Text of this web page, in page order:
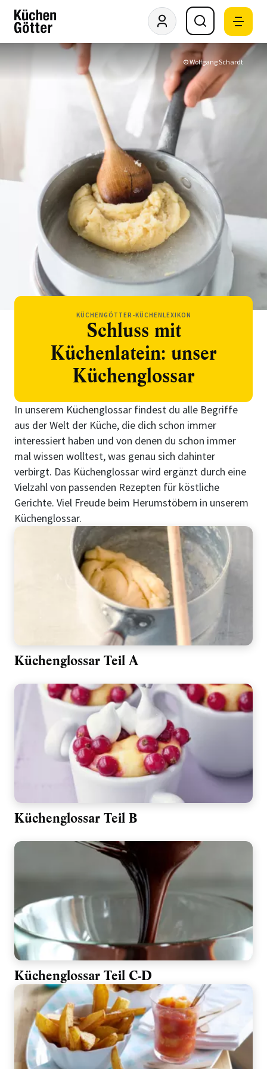
© Wolfgang Schardt
KÜCHENGÖTTER-KÜCHENLEXIKON
Schluss mit
Küchenlatein: unser
Küchenglossar
In unserem Küchenglossar findest du alle Begriffe
aus der Welt der Küche, die dich schon immer
interessiert haben und von denen du schon immer
mal wissen wolltest, was genau sich dahinter
verbirgt. Das Küchenglossar wird ergänzt durch eine
Vielzahl von passenden Rezepten für köstliche
Gerichte. Viel Freude beim Herumstöbern in unserem
Küchenglossar.
Küchenglossar Teil A
Küchenglossar Teil B
Küchenglossar Teil C-D